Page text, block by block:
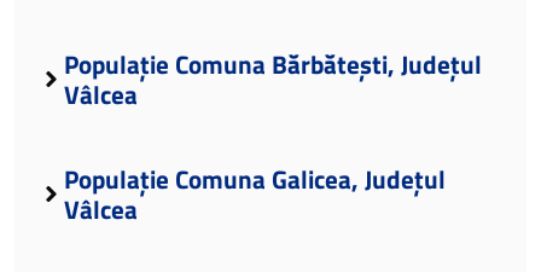
Populație Comuna Bărbătești, Județul
Vâlcea
Populație Comuna Galicea, Județul
Vâlcea